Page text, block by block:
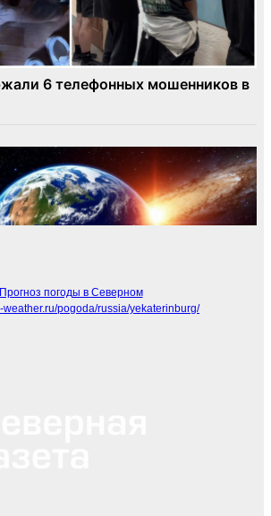
Прогноз погоды в Северном
weather.ru/pogoda/russia/yekaterinburg/